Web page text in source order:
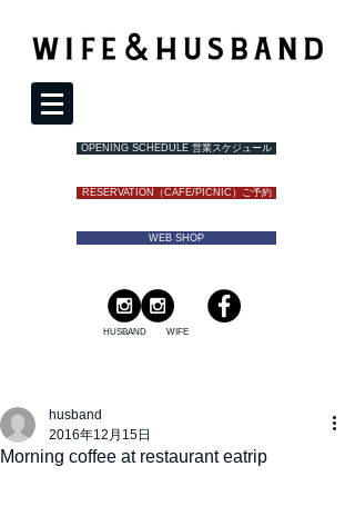
OPENING SCHEDULE 営業スケジュール
RESERVATION（CAFE/PICNIC）ご予約
WEB SHOP
HUSBAND WIFE
Morning coffee at restaurant eatrip
husband
2016年12月15日